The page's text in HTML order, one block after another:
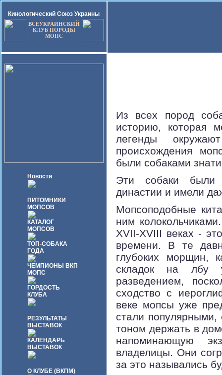
Кинологический Союз Украины
ВСЕУКРАИНСКИЙ
КЛУБ ПОРОДЫ
МОПС
Новости
ПИТОМНИКИ
МОПСОВ
КАТАЛОГ
МОПСОВ
ТОП-СОБАКА
ГОДА
ЧЕМПИОНЫ ВКП
МОПС
ГОРДОСТЬ
КЛУБА
РЕЗУЛЬТАТЫ
ВЫСТАВОК
КАЛЕНДАРЬ
ВЫСТАВОК
О КЛУБЕ (ВКПМ)
Из всех пород
историю, которая
легенды
происхождения
были собаками
Эти собаки были
династии и имели
Мопсоподобные
ним
XVII-XVIII веках -
времени. В те
глубоких морщин,
складок на лбу
разведением,
сходство с
веке мопсы уже
стали
тоном держать в
напоминающую
владелицы. Они
за это назывались